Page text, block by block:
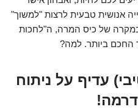
אנושית טבעית לרצות "למשוך"
של כיס המרה, ה"לחכות
החכם ביותר. למה?
עדיף על ניתוח